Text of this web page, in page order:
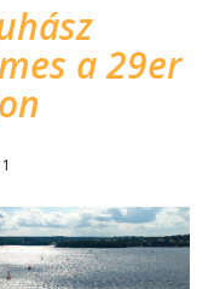
a 29er